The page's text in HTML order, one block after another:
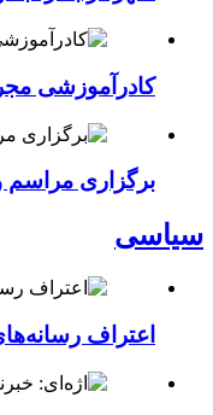
کادرآموزشی
برگزاری مراسم
سیاسی
اعتراف